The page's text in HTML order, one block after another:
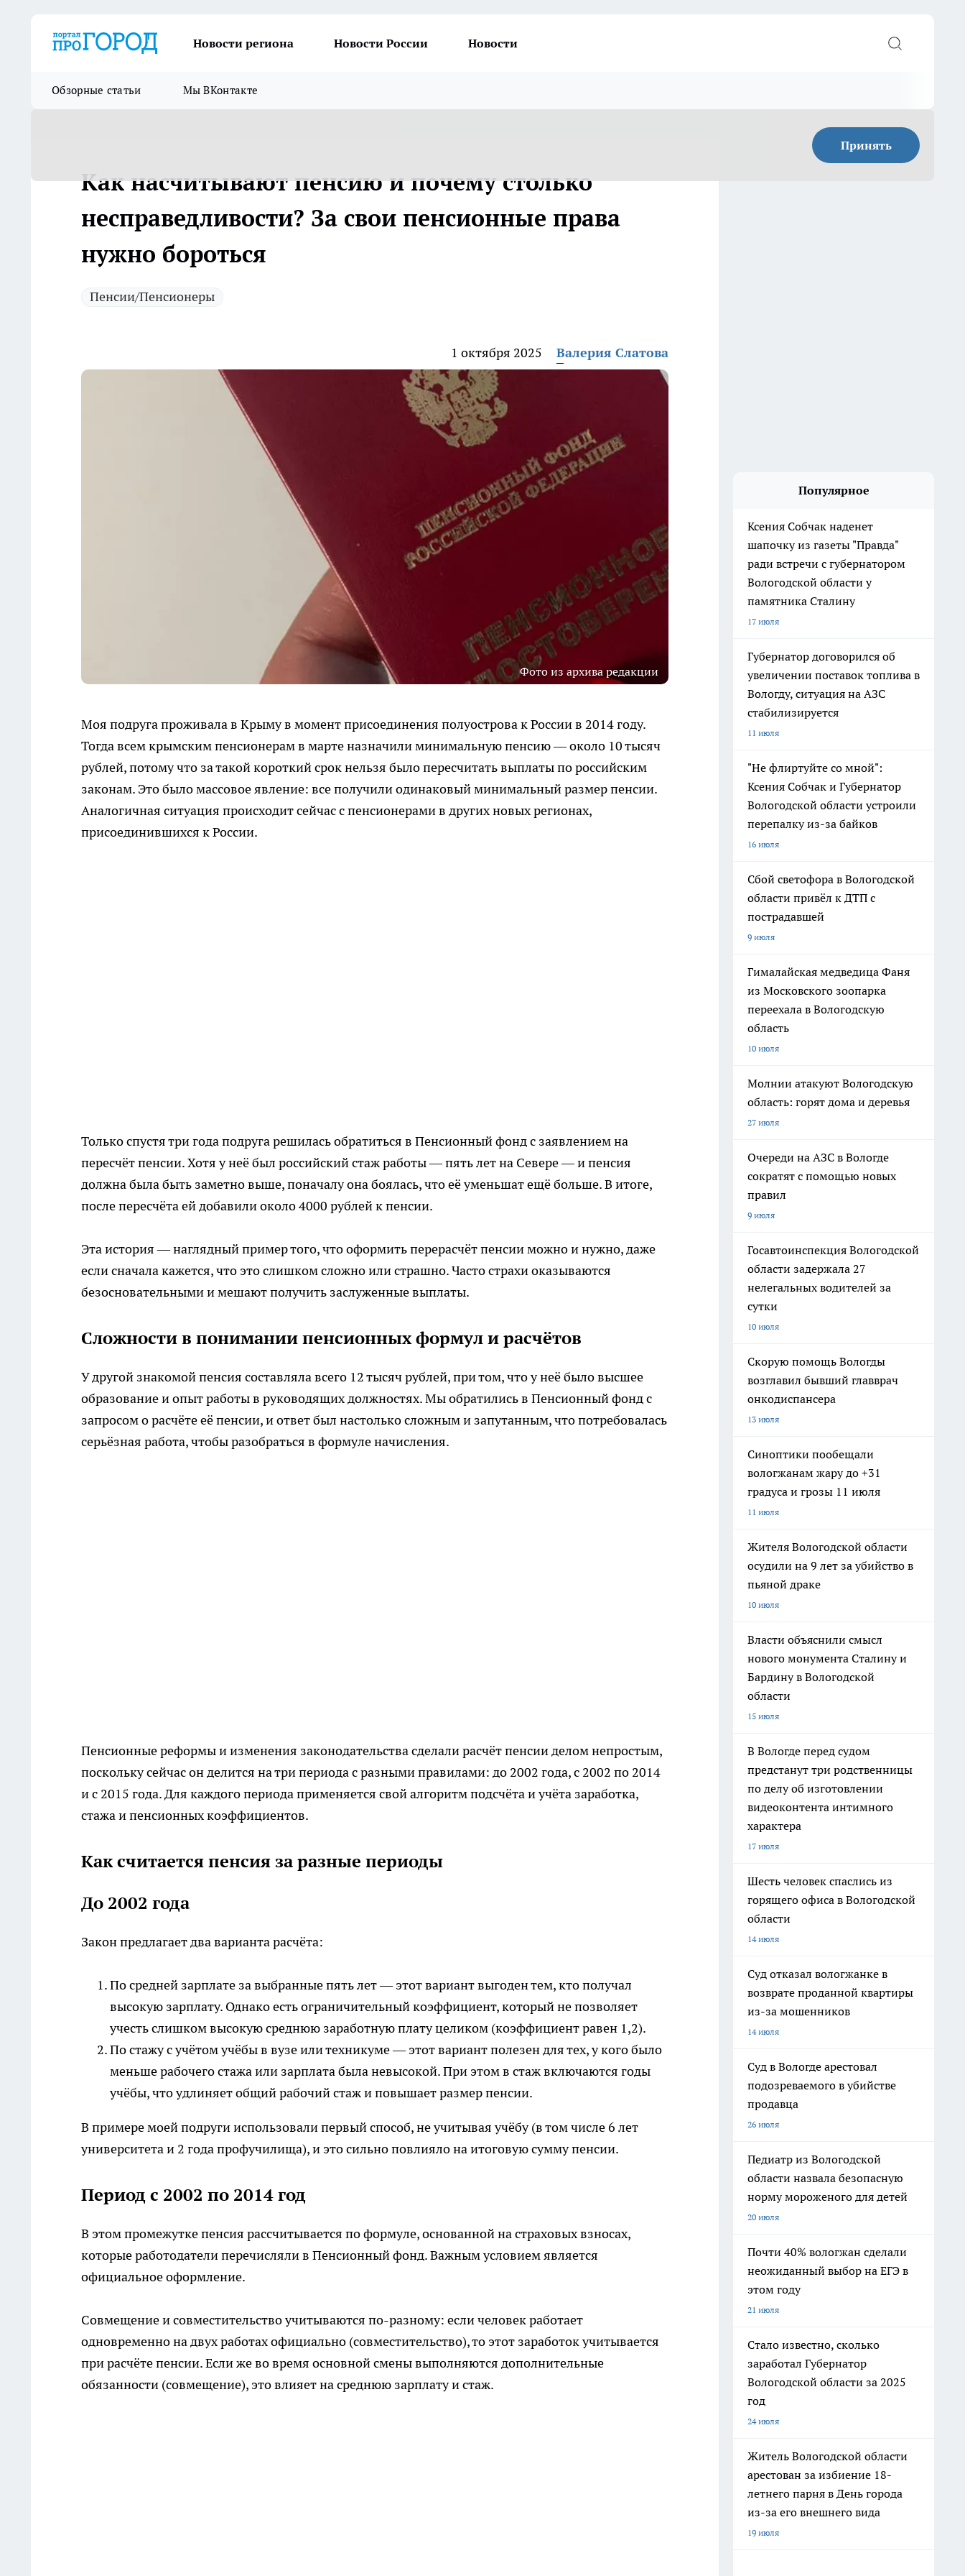
Новости региона Новости России Новости
Обзорные статьи Мы ВКонтакте
Принять
Как насчитывают пенсию и почему столько
несправедливости? За свои пенсионные права
нужно бороться
Пенсии/Пенсионеры
1 октября 2025 Валерия Слатова
Фото из архива редакции
Моя подруга проживала в Крыму в момент присоединения полуострова к России в 2014 году.
Тогда всем крымским пенсионерам в марте назначили минимальную пенсию — около 10 тысяч
рублей, потому что за такой короткий срок нельзя было пересчитать выплаты по российским
законам. Это было массовое явление: все получили одинаковый минимальный размер пенсии.
Аналогичная ситуация происходит сейчас с пенсионерами в других новых регионах,
присоединившихся к России.
Только спустя три года подруга решилась обратиться в Пенсионный фонд с заявлением на
пересчёт пенсии. Хотя у неё был российский стаж работы — пять лет на Севере — и пенсия
должна была быть заметно выше, поначалу она боялась, что её уменьшат ещё больше. В итоге,
после пересчёта ей добавили около 4000 рублей к пенсии.
Эта история — наглядный пример того, что оформить перерасчёт пенсии можно и нужно, даже
если сначала кажется, что это слишком сложно или страшно. Часто страхи оказываются
безосновательными и мешают получить заслуженные выплаты.
Сложности в понимании пенсионных формул и расчётов
У другой знакомой пенсия составляла всего 12 тысяч рублей, при том, что у неё было высшее
образование и опыт работы в руководящих должностях. Мы обратились в Пенсионный фонд с
запросом о расчёте её пенсии, и ответ был настолько сложным и запутанным, что потребовалась
серьёзная работа, чтобы разобраться в формуле начисления.
Пенсионные реформы и изменения законодательства сделали расчёт пенсии делом непростым,
поскольку сейчас он делится на три периода с разными правилами: до 2002 года, с 2002 по 2014
и с 2015 года. Для каждого периода применяется свой алгоритм подсчёта и учёта заработка,
стажа и пенсионных коэффициентов.
Как считается пенсия за разные периоды
До 2002 года
Закон предлагает два варианта расчёта:
По средней зарплате за выбранные пять лет — этот вариант выгоден тем, кто получал
высокую зарплату. Однако есть ограничительный коэффициент, который не позволяет
учесть слишком высокую среднюю заработную плату целиком (коэффициент равен 1,2).
По стажу с учётом учёбы в вузе или техникуме — этот вариант полезен для тех, у кого было
меньше рабочего стажа или зарплата была невысокой. При этом в стаж включаются годы
учёбы, что удлиняет общий рабочий стаж и повышает размер пенсии.
В примере моей подруги использовали первый способ, не учитывая учёбу (в том числе 6 лет
университета и 2 года профучилища), и это сильно повлияло на итоговую сумму пенсии.
Период с 2002 по 2014 год
В этом промежутке пенсия рассчитывается по формуле, основанной на страховых взносах,
которые работодатели перечисляли в Пенсионный фонд. Важным условием является
официальное оформление.
Совмещение и совместительство учитываются по-разному: если человек работает
одновременно на двух работах официально (совместительство), то этот заработок учитывается
при расчёте пенсии. Если же во время основной смены выполняются дополнительные
обязанности (совмещение), это влияет на среднюю зарплату и стаж.
Популярное
Ксения Собчак наденет
шапочку из газеты "Правда"
ради встречи с губернатором
Вологодской области у
памятника Сталину
17 июля
Губернатор договорился об
увеличении поставок топлива в
Вологду, ситуация на АЗС
стабилизируется
11 июля
"Не флиртуйте со мной":
Ксения Собчак и Губернатор
Вологодской области устроили
перепалку из-за байков
16 июля
Сбой светофора в Вологодской
области привёл к ДТП с
пострадавшей
9 июля
Гималайская медведица Фаня
из Московского зоопарка
переехала в Вологодскую
область
10 июля
Молнии атакуют Вологодскую
область: горят дома и деревья
27 июля
Очереди на АЗС в Вологде
сократят с помощью новых
правил
9 июля
Госавтоинспекция Вологодской
области задержала 27
нелегальных водителей за
сутки
10 июля
Скорую помощь Вологды
возглавил бывший главврач
онкодиспансера
13 июля
Синоптики пообещали
вологжанам жару до +31
градуса и грозы 11 июля
11 июля
Жителя Вологодской области
осудили на 9 лет за убийство в
пьяной драке
10 июля
Власти объяснили смысл
нового монумента Сталину и
Бардину в Вологодской
области
15 июля
В Вологде перед судом
предстанут три родственницы
по делу об изготовлении
видеоконтента интимного
характера
17 июля
Шесть человек спаслись из
горящего офиса в Вологодской
области
14 июля
Суд отказал вологжанке в
возврате проданной квартиры
из-за мошенников
14 июля
Суд в Вологде арестовал
подозреваемого в убийстве
продавца
26 июля
Педиатр из Вологодской
области назвала безопасную
норму мороженого для детей
20 июля
Почти 40% вологжан сделали
неожиданный выбор на ЕГЭ в
этом году
21 июля
Стало известно, сколько
заработал Губернатор
Вологодской области за 2025
год
24 июля
Житель Вологодской области
арестован за избиение 18-
летнего парня в День города
из-за его внешнего вида
19 июля